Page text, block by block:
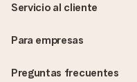
Preguntas frecuentes
Servicio al cliente
Para empresas